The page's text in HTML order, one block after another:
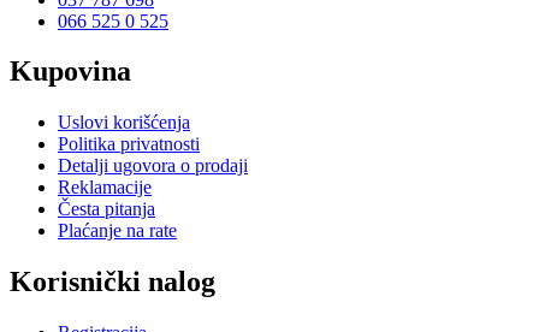
066 525 0 525
Kupovina
Uslovi korišćenja
Politika privatnosti
Detalji ugovora o prodaji
Reklamacije
Česta pitanja
Plaćanje na rate
Korisnički nalog